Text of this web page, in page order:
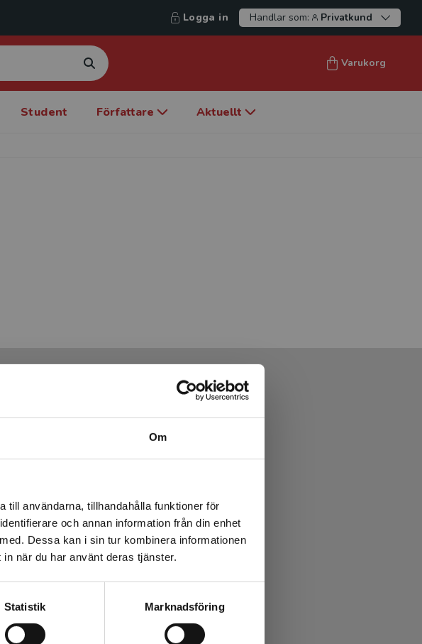
Om
till användarna, tillhandahålla funktioner för
och annan information från din enhet
Dessa kan i sin tur kombinera informationen
när du har använt deras tjänster.
Statistik Marknadsföring
via en
utanför
Logga in Handlar som: Privatkund
Varukorg
Student Författare Aktuellt
Ann S (red.)
inkl. moms